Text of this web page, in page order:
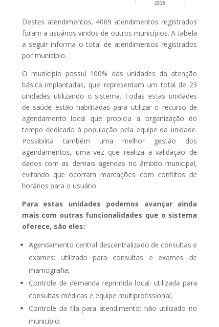
Destes atendimentos, 4009 atendimentos registrados
foram a usuários vindos de outros municípios. A tabela
a seguir informa o total de atendimentos registrados
por município.
O município possui 100% das unidades da atenção
básica implantadas, que representam um total de 23
unidades utilizando o sistema. Todas estas unidades
de saúde estão habilitadas para utilizar o recurso de
agendamento local que propicia a organização do
tempo dedicado à população pela equipe da unidade.
Possibilita também uma melhor gestão dos
agendamentos, uma vez que realiza a validação de
dados com as demais agendas no âmbito municipal,
evitando que ocorram marcações com conflitos de
horários para o usuário.
Para estas unidades podemos avançar ainda
mais com outras funcionalidades que o sistema
oferece, são eles:
Agendamento central descentralizado de consultas e
exames: utilizado para consultas e exames de
mamografia;
Controle de demanda reprimida local: utilizada para
consultas médicas e equipe multiprofissional;
Controle da fila para atendimento: não utilizado no
município;